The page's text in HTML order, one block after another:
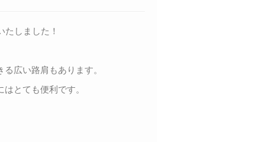
たしました！
広い路肩もあります。
とても便利です。